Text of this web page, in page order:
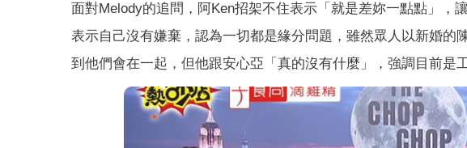
面對Melody的追問，阿Ken招架不住表示「就是差妳一點點」，
表示自己沒有嫌棄，認為一切都是緣分問題，雖然眾人以新婚的
到他們會在一起，但他跟安心亞「真的沒有什麼」，強調目前是